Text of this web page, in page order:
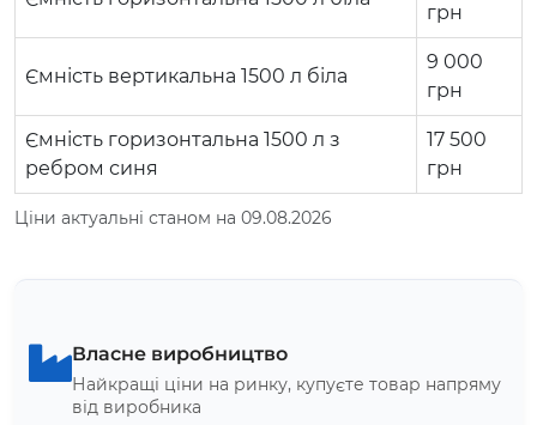
грн
Ємність вертикальна 1500 л біла
9 000
грн
Ємність горизонтальна 1500 л з
ребром синя
17 500
грн
Ціни актуальні станом на 09.08.2026
Власне виробництво
Найкращі ціни на ринку, купуєте товар напряму
від виробника